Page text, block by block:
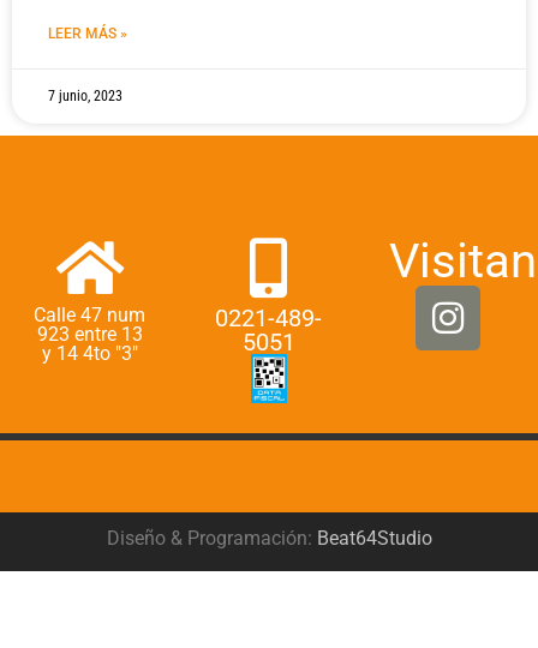
LEER MÁS »
7 junio, 2023
Calle 47 num
923 entre 13
y 14 4to "3"
0221-489-
5051
Diseño & Programación: Beat64Studio